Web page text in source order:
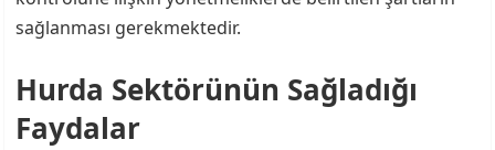
sağlanması gerekmektedir.
Hurda Sektörünün Sağladığı
Faydalar